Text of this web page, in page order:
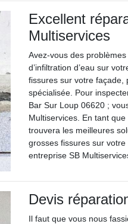
Excellent
Multiservices
Avez-vous des
d’infiltration d’eau sur
fissures sur votre façade,
spécialisée. Pour
Bar Sur Loup 06620 ;
Multiservices. En tant
trouvera les meilleures
grosses fissures sur
entreprise SB
Devis
Il faut que vous nous